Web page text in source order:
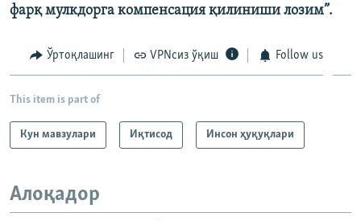
фарқ мулкдорга компенсация қилиниши лозим”.
Ўртоқлашинг VPNсиз ўқиш Follow us
This item is part of
Кун мавзулари Иқтисод Инсон ҳуқуқлари
Алоқадор